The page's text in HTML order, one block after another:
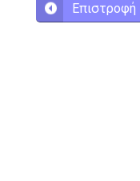
Επιστροφή